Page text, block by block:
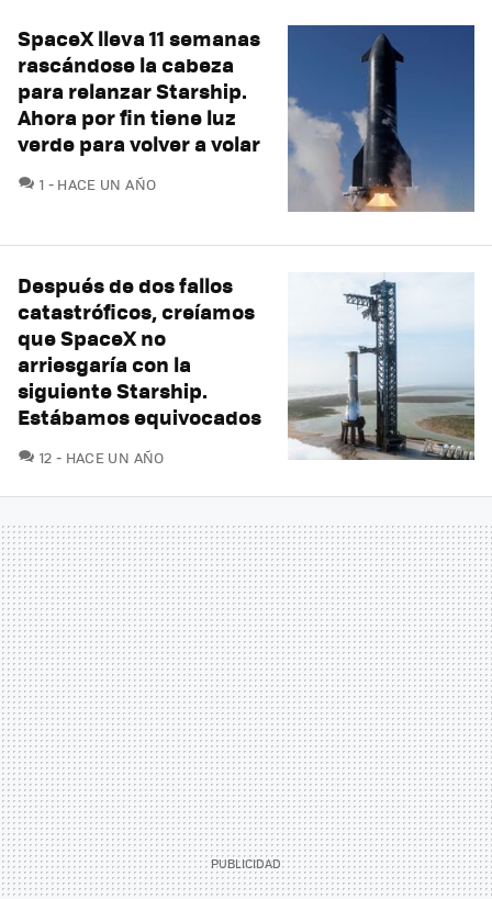
SpaceX lleva 11 semanas
rascándose la cabeza
para relanzar Starship.
Ahora por fin tiene luz
verde para volver a volar
1 COMENTARIOS
HACE UN AÑO
Después de dos fallos
catastróficos, creíamos
que SpaceX no
arriesgaría con la
siguiente Starship.
Estábamos equivocados
12 COMENTARIOS
HACE UN AÑO